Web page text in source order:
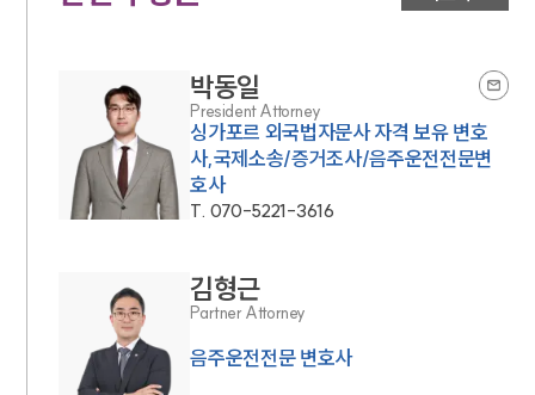
박동일
President Attorney
싱가포르 외국법자문사 자격 보유 변호
사,국제소송/증거조사/음주운전전문변
호사
T. 070-5221-3616
김형근
Partner Attorney
음주운전전문 변호사